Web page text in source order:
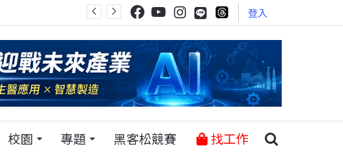
登入
校園 專題 黑客松競賽 找工作